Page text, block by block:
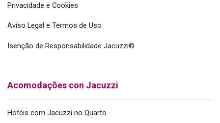
Privacidade e Cookies
Aviso Legal e Termos de Uso
Isenção de Responsabilidade Jacuzzi©
Acomodações con Jacuzzi
Hotéis com Jacuzzi no Quarto